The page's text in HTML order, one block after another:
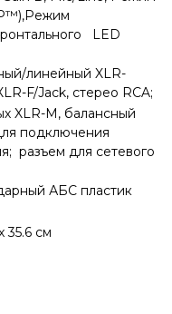
LED
линейный XLR-
F/Jack, стерео RCA;
XLR-M, балансный
подключения
разъем для сетевого
АБС пластик
35.6 см